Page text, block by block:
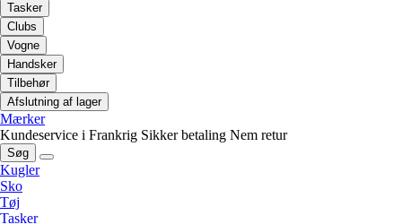
Tasker
Clubs
Vogne
Handsker
Tilbehør
Afslutning af lager
Mærker
Kundeservice i Frankrig Sikker betaling Nem retur
Søg
Kugler
Sko
Tøj
Tasker